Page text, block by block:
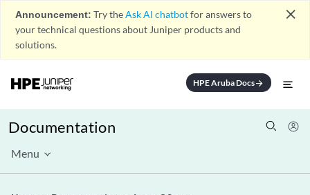
Announcement: Try theAsk AI chatbotfor answers to
your technical questions about Juniper products and
solutions.
close
HPE Aruba Docsarrow_forward
Documentation
Menu